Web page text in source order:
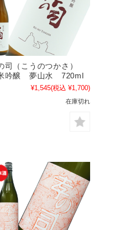
司（こうのつかさ）
吟醸 夢山水 720ml
¥1,545(税込 ¥1,700)
在庫切れ